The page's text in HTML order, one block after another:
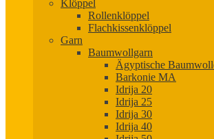
Klöppel
Rollenklöppel
Flachkissenklöppel
Garn
Baumwollgarn
Ägyptische
Barkonie MA
Idrija 20
Idrija 25
Idrija 30
Idrija 40